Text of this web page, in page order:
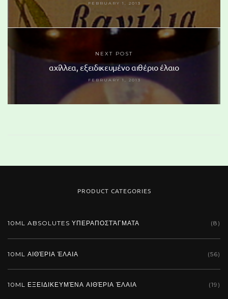
FEBRUARY 1, 2013
NEXT POST
αχίλλεα, εξειδικευμένο αιθέριο έλαιο
FEBRUARY 1, 2013
PRODUCT CATEGORIES
10ML ABSOLUTES ΥΠΕΡΑΠΟΣΤΆΓΜΑΤΑ (8)
10ML ΑΙΘΈΡΙΑ ΈΛΑΙΑ (56)
10ML ΕΞΕΙΔΙΚΕΥΜΈΝΑ ΑΙΘΈΡΙΑ ΈΛΑΙΑ (19)